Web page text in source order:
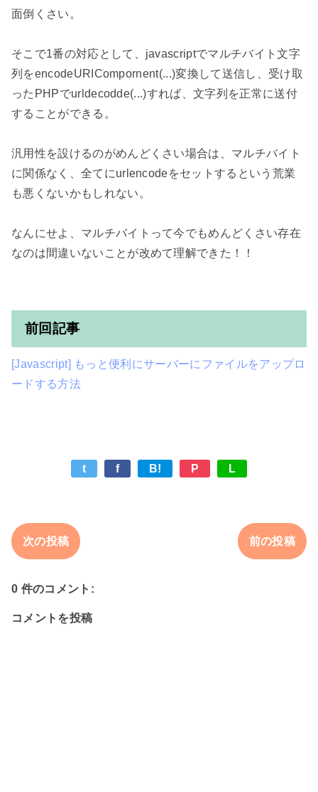
面倒くさい。
そこで1番の対応として、javascriptでマルチバイト文字
列をencodeURICompornent(...)変換して送信し、受け取
ったPHPでurldecodde(...)すれば、文字列を正常に送付
することができる。
汎用性を設けるのがめんどくさい場合は、マルチバイト
に関係なく、全てにurlencodeをセットするという荒業
も悪くないかもしれない。
なんにせよ、マルチバイトって今でもめんどくさい存在
なのは間違いないことが改めて理解できた！！
前回記事
[Javascript] もっと便利にサーバーにファイルをアップロ
ードする方法
t f B! P L
次の投稿 前の投稿
0 件のコメント:
コメントを投稿